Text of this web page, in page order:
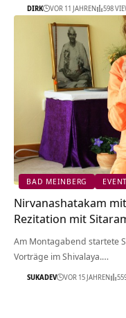
DIRK VOR 11 JAHREN 598
BAD MEINBERG
Nirvanashatakam
Rezitation mit
Am Montagabend startete
Vorträge im Shivalaya.…
SUKADEV VOR 15 JAHREN